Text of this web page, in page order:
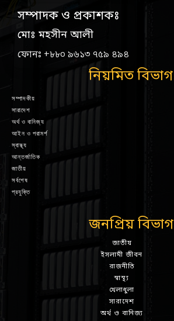
সম্পাদক ও প্রকাশকঃ
মোঃ মহসীন আলী
ফোনঃ +৮৮০ ৯৬১৩ ৭৫৯ ৪৯৪
নিয়মিত বিভাগ
সম্পাদকীয়
সারাদেশ
অর্থ ও বানিজ্য
আইন ও পরামর্শ
স্বাস্থ্য
আন্তর্জাতিক
জাতীয়
সর্বশেষ
প্রযুক্তি
জনপ্রিয় বিভাগ
জাতীয়
ইসলামী জীবন
রাজনীতি
স্বাস্থ্য
খেলাধুলা
সারাদেশ
অর্থ ও বানিজ্য